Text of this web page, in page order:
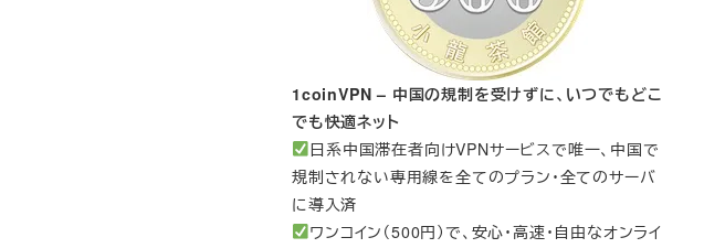
1coinVPN – 中国の規制を受けずに、いつでもどこ
でも快適ネット
日系中国滞在者向けVPNサービスで唯一、中国で
規制されない専用線を全てのプラン・全てのサーバ
に導入済
ワンコイン（500円）で、安心・高速・自由なオンライ